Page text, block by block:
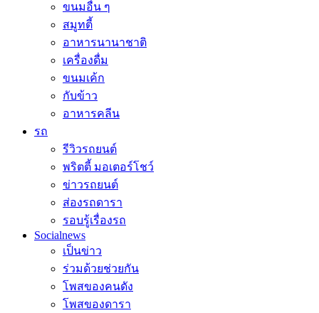
ขนมอื่น ๆ
สมูทตี้
อาหารนานาชาติ
เครื่องดื่ม
ขนมเค้ก
กับข้าว
อาหารคลีน
รถ
รีวิวรถยนต์
พริตตี้ มอเตอร์โชว์
ข่าวรถยนต์
ส่องรถดารา
รอบรู้เรื่องรถ
Socialnews
เป็นข่าว
ร่วมด้วยช่วยกัน
โพสของคนดัง
โพสของดารา